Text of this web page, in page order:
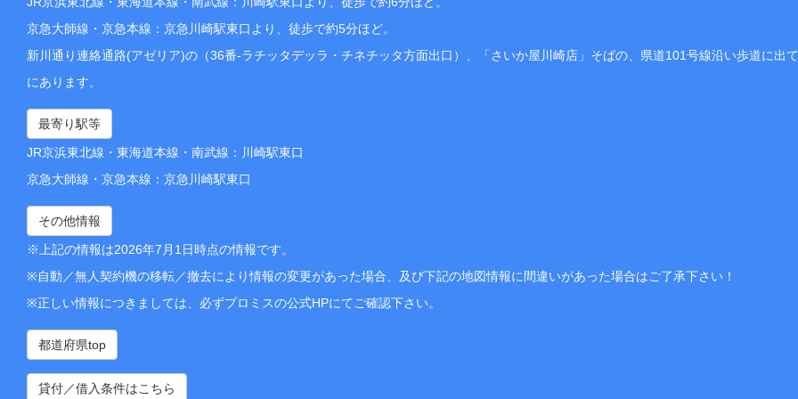
京急大師線・京急本線：京急川崎駅東口より、徒歩で約5分ほど。
新川通り連絡通路(アゼリア)の（36番-ラチッタデッラ・チネチッタ方面出口）、「さいか屋川崎店」そばの、県道101号線沿い歩道に出
にあります。
最寄り駅等
JR京浜東北線・東海道本線・南武線：川崎駅東口
京急大師線・京急本線：京急川崎駅東口
その他情報
※上記の情報は2026年7月1日時点の情報です。
※自動／無人契約機の移転／撤去により情報の変更があった場合、及び下記の地図情報に間違いがあった場合はご了承下さい！
※正しい情報につきましては、必ずプロミスの公式HPにてご確認下さい。
都道府県top
貸付／借入条件はこちら